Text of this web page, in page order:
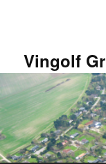
Vingolf